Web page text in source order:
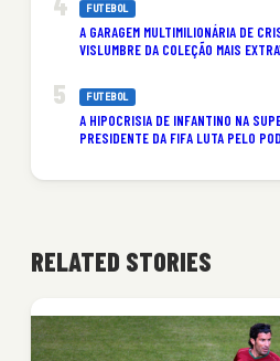
FUTEBOL
A GARAGEM MULTIMILIONÁRIA DE
VISLUMBRE DA COLEÇÃO MAIS
FUTEBOL
A HIPOCRISIA DE INFANTINO NA
PRESIDENTE DA FIFA LUTA PELO
RELATED STORIES